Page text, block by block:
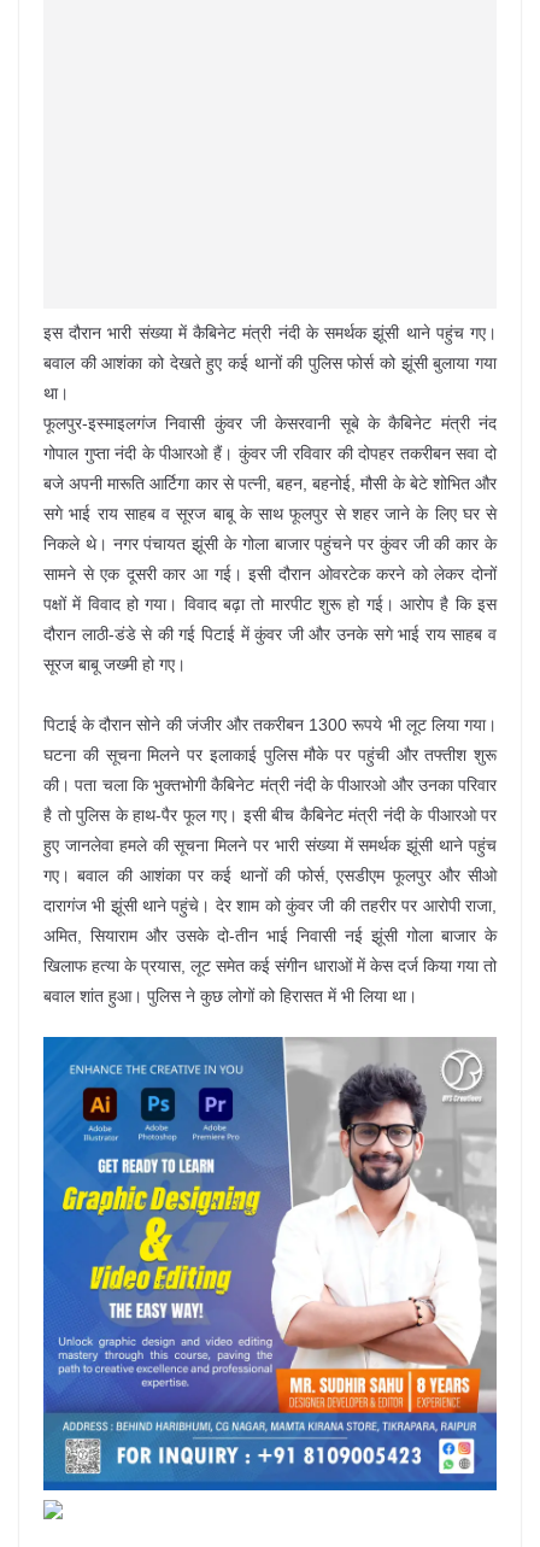
इस दौरान भारी संख्या में कैबिनेट मंत्री नंदी के समर्थक झूंसी थाने पहुंच गए।
बवाल की आशंका को देखते हुए कई थानों की पुलिस फोर्स को झूंसी बुलाया गया
था।
फूलपुर-इस्माइलगंज निवासी कुंवर जी केसरवानी सूबे के कैबिनेट मंत्री नंद
गोपाल गुप्ता नंदी के पीआरओ हैं। कुंवर जी रविवार की दोपहर तकरीबन सवा दो
बजे अपनी मारूति आर्टिगा कार से पत्नी, बहन, बहनोई, मौसी के बेटे शोभित और
सगे भाई राय साहब व सूरज बाबू के साथ फूलपुर से शहर जाने के लिए घर से
निकले थे। नगर पंचायत झूंसी के गोला बाजार पहुंचने पर कुंवर जी की कार के
सामने से एक दूसरी कार आ गई। इसी दौरान ओवरटेक करने को लेकर दोनों
पक्षों में विवाद हो गया। विवाद बढ़ा तो मारपीट शुरू हो गई। आरोप है कि इस
दौरान लाठी-डंडे से की गई पिटाई में कुंवर जी और उनके सगे भाई राय साहब व
सूरज बाबू जख्मी हो गए।
पिटाई के दौरान सोने की जंजीर और तकरीबन 1300 रूपये भी लूट लिया गया।
घटना की सूचना मिलने पर इलाकाई पुलिस मौके पर पहुंची और तफ्तीश शुरू
की। पता चला कि भुक्तभोगी कैबिनेट मंत्री नंदी के पीआरओ और उनका परिवार
है तो पुलिस के हाथ-पैर फूल गए। इसी बीच कैबिनेट मंत्री नंदी के पीआरओ पर
हुए जानलेवा हमले की सूचना मिलने पर भारी संख्या में समर्थक झूंसी थाने पहुंच
गए। बवाल की आशंका पर कई थानों की फोर्स, एसडीएम फूलपुर और सीओ
दारागंज भी झूंसी थाने पहुंचे। देर शाम को कुंवर जी की तहरीर पर आरोपी राजा,
अमित, सियाराम और उसके दो-तीन भाई निवासी नई झूंसी गोला बाजार के
खिलाफ हत्या के प्रयास, लूट समेत कई संगीन धाराओं में केस दर्ज किया गया तो
बवाल शांत हुआ। पुलिस ने कुछ लोगों को हिरासत में भी लिया था।